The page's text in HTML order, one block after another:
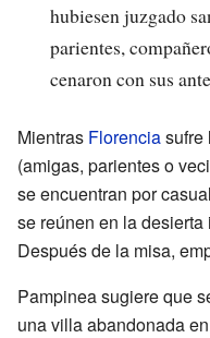
hubiesen juzgado
parientes,
cenaron con sus
Mientras Florenciasufre
(amigas, parientes o
se encuentran por
se reúnen en la
Después de la misa,
Pampinea sugiere que
una villa abandonada